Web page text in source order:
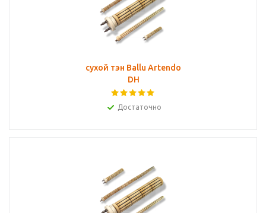
сухой тэн Ballu Artendo
DH
Достаточно